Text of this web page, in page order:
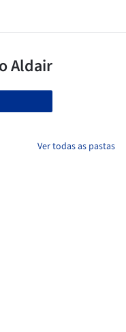
Ver todas as pastas